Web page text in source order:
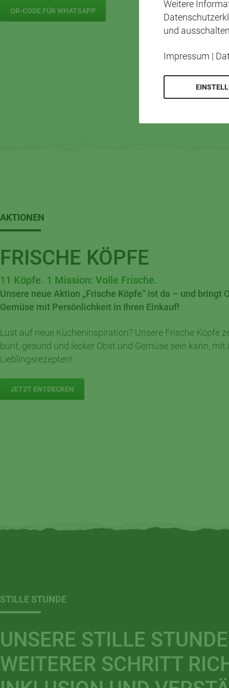
QR-CODE FÜR WHATSAPP
AKTIONEN
FRISCHE KÖPFE
11 Köpfe. 1 Mission: Volle Frische.
Unsere neue Aktion „Frische Köpfe“ ist da – und bringt
Gemüse mit Persönlichkeit in Ihren Einkauf!
Lust auf neue Kücheninspiration? Unsere Frische Köpfe
bunt, gesund und lecker Obst und Gemüse sein kann, mit
Lieblingsrezepten!
JETZT ENTDECKEN
STILLE STUNDE
UNSERE STILLE
WEITERER SCHRITT
Weitere
und
Impressum |